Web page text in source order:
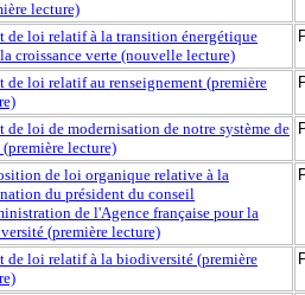
lecture)
de loi relatif à la transition énergétique
croissance verte (nouvelle lecture)
de loi relatif au renseignement (première
de loi de modernisation de notre système de
(première lecture)
de loi organique relative à la
du président du conseil
de l'Agence française pour la
(première lecture)
de loi relatif à la biodiversité (première